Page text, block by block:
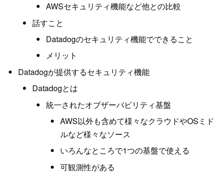
AWSセキュリティ機能など他との比較
話すこと
Datadogのセキュリティ機能でできること
メリット
Datadogが提供するセキュリティ機能
Datadogとは
統一されたオブザーバビリティ基盤
AWS以外も含めて様々なクラウドやOSミド
ルなど様々なソース
いろんなところで1つの基盤で使える
可観測性がある